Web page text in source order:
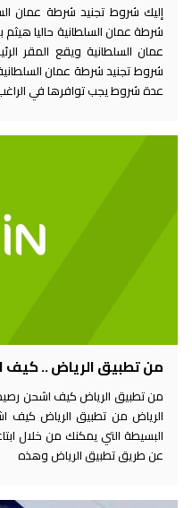
إليك شروط تجنيد شرطة عمان
شرطة عمان السلطانية حاليا
عمان السلطانية ويقع المقر
شروط تجنيد شرطة عمان
عدة شروط يجب توافرها في
من تطبيق الرياض .. كيف
من تطبيق الرياض كيف اشحن
الرياض من تطبيق الرياض
البسيطة التي يمكنك من خلال
عن طريق تطبيق الرياض وهذه